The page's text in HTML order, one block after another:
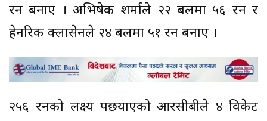
रन बनाए । अभिषेक शर्माले २२ बलमा ५६ रन र
हेनरिक क्लासेनले २४ बलमा ५१ रन बनाए ।
२५६ रनको लक्ष्य पछयाएको आरसीबीले ४ विकेट